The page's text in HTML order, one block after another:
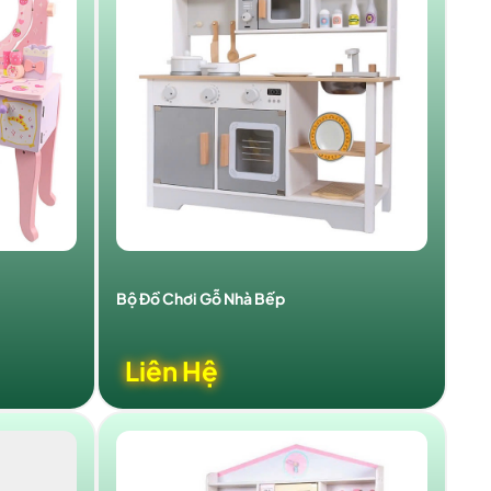
Bộ Đồ Chơi Gỗ Nhà Bếp
Liên Hệ